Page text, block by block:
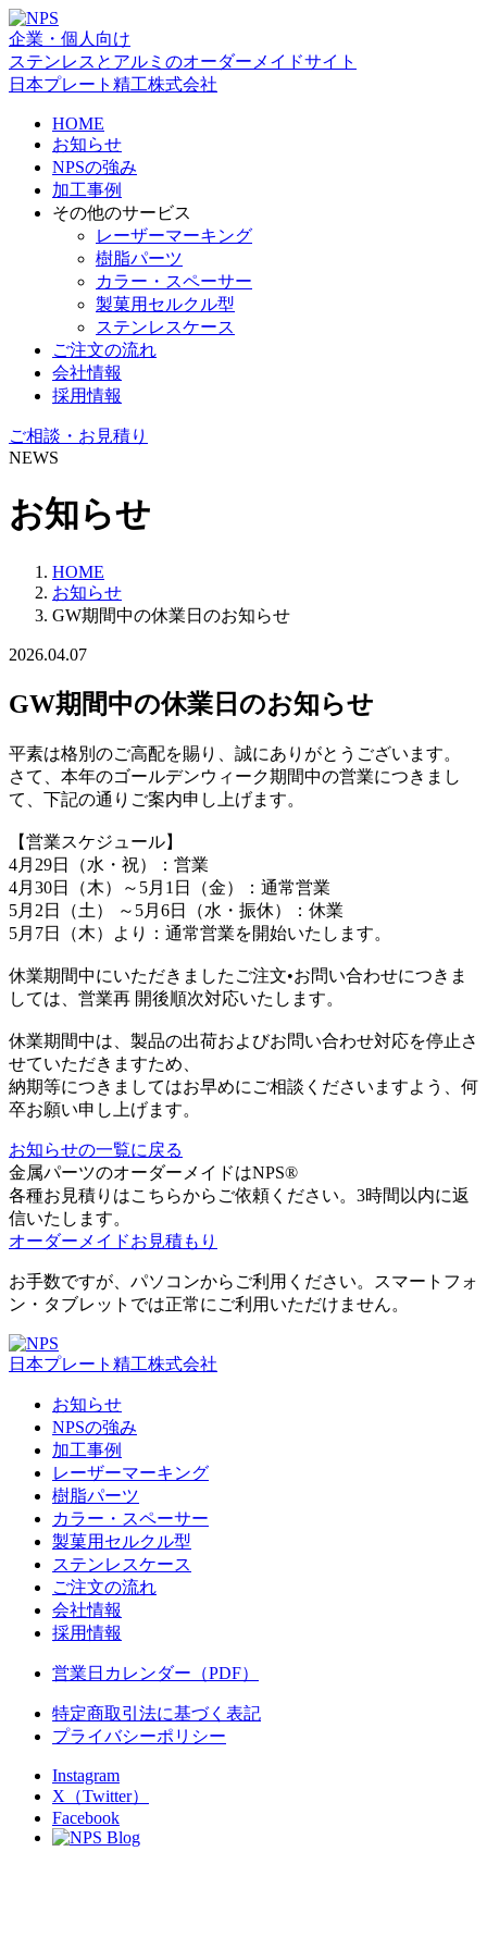
企業・個人向け
ステンレスとアルミのオーダーメイドサイト
日本プレート精工株式会社
HOME
お知らせ
NPSの強み
加工事例
その他のサービス
レーザーマーキング
樹脂パーツ
カラー・スペーサー
製菓用セルクル型
ステンレスケース
ご注文の流れ
会社情報
採用情報
ご相談・お見積り
NEWS
お知らせ
HOME
お知らせ
GW期間中の休業日のお知らせ
2026.04.07
GW期間中の休業日のお知らせ
平素は格別のご高配を賜り、誠にありがとうございます。
さて、本年のゴールデンウィーク期間中の営業につきまし
て、下記の通りご案内申し上げます。
【営業スケジュール】
4月29日（水・祝）：営業
4月30日（木）～5月1日（金）：通常営業
5月2日（土） ～5月6日（水・振休）：休業
5月7日（木）より：通常営業を開始いたします。
休業期間中にいただきましたご注文•お問い合わせにつきま
しては、営業再 開後順次対応いたします。
休業期間中は、製品の出荷およびお問い合わせ対応を停止さ
せていただきますため、
納期等につきましてはお早めにご相談くださいますよう、何
卒お願い申し上げます。
お知らせの一覧に戻る
金属パーツのオーダーメイドはNPS®
各種お見積りはこちらからご依頼ください。3時間以内に返
信いたします。
オーダーメイドお見積もり
お手数ですが、パソコンからご利用ください。スマートフォ
ン・タブレットでは正常にご利用いただけません。
日本プレート精工株式会社
お知らせ
NPSの強み
加工事例
レーザーマーキング
樹脂パーツ
カラー・スペーサー
製菓用セルクル型
ステンレスケース
ご注文の流れ
会社情報
採用情報
営業日カレンダー（PDF）
特定商取引法に基づく表記
プライバシーポリシー
Instagram
X（Twitter）
Facebook
Blog